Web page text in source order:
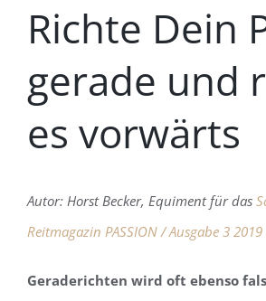
Richte Dein
gerade und
es vorwärts
Autor: Horst Becker, Equiment für das
Reitmagazin PASSION / Ausgabe 3 2019
Geraderichten wird oft ebenso